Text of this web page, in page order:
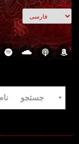
انتخاب زبان
جستجو